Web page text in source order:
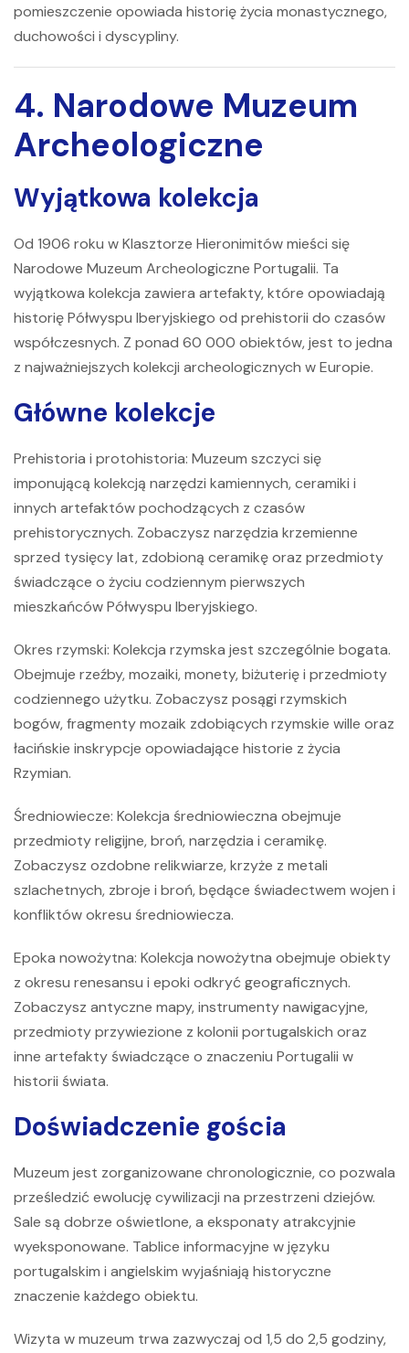
pomieszczenie opowiada historię życia monastycznego,
duchowości i dyscypliny.
4. Narodowe Muzeum
Archeologiczne
Wyjątkowa kolekcja
Od 1906 roku w Klasztorze Hieronimitówmieści się
Narodowe Muzeum Archeologiczne Portugalii. Ta
wyjątkowa kolekcja zawiera artefakty, które opowiadają
historię Półwyspu Iberyjskiego od prehistorii do czasów
współczesnych. Z ponad 60 000 obiektów, jest to jedna
z najważniejszych kolekcji archeologicznych w Europie.
Główne kolekcje
Prehistoria i protohistoria: Muzeum szczyci się
imponującą kolekcją narzędzi kamiennych, ceramiki i
innych artefaktów pochodzących z czasów
prehistorycznych. Zobaczysz narzędzia krzemienne
sprzed tysięcy lat, zdobioną ceramikę oraz przedmioty
świadczące o życiu codziennym pierwszych
mieszkańców Półwyspu Iberyjskiego.
Okres rzymski: Kolekcja rzymska jest szczególnie bogata.
Obejmuje rzeźby, mozaiki, monety, biżuterię i przedmioty
codziennego użytku. Zobaczysz posągi rzymskich
bogów, fragmenty mozaik zdobiących rzymskie wille oraz
łacińskie inskrypcje opowiadające historie z życia
Rzymian.
Średniowiecze: Kolekcja średniowieczna obejmuje
przedmioty religijne, broń, narzędzia i ceramikę.
Zobaczysz ozdobne relikwiarze, krzyże z metali
szlachetnych, zbroje i broń, będące świadectwem wojen i
konfliktów okresu średniowiecza.
Epoka nowożytna: Kolekcja nowożytna obejmuje obiekty
z okresu renesansu i epoki odkryć geograficznych.
Zobaczysz antyczne mapy, instrumenty nawigacyjne,
przedmioty przywiezione z kolonii portugalskich oraz
inne artefakty świadczące o znaczeniu Portugalii w
historii świata.
Doświadczenie gościa
Muzeum jest zorganizowane chronologicznie, co pozwala
prześledzić ewolucję cywilizacji na przestrzeni dziejów.
Sale są dobrze oświetlone, a eksponaty atrakcyjnie
wyeksponowane. Tablice informacyjne w języku
portugalskim i angielskim wyjaśniają historyczne
znaczenie każdego obiektu.
Wizyta w muzeum trwa zazwyczaj od 1,5 do 2,5 godziny,